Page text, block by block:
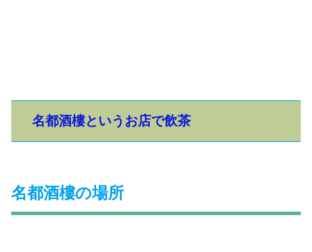
名都酒樓というお店で飲茶
名都酒樓の場所